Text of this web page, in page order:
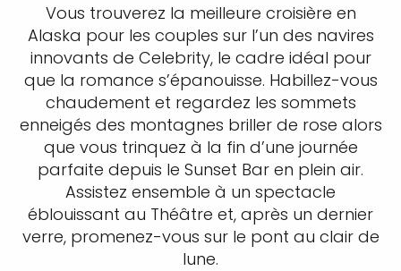
Vous trouverez la meilleure croisière en
Alaska pour les couples sur l’un des navires
innovants de Celebrity, le cadre idéal pour
que la romance s’épanouisse. Habillez-vous
chaudement et regardez les sommets
enneigés des montagnes briller de rose alors
que vous trinquez à la fin d’une journée
parfaite depuis le Sunset Bar en plein air.
Assistez ensemble à un spectacle
éblouissant au Théâtre et, après un dernier
verre, promenez-vous sur le pont au clair de
lune.